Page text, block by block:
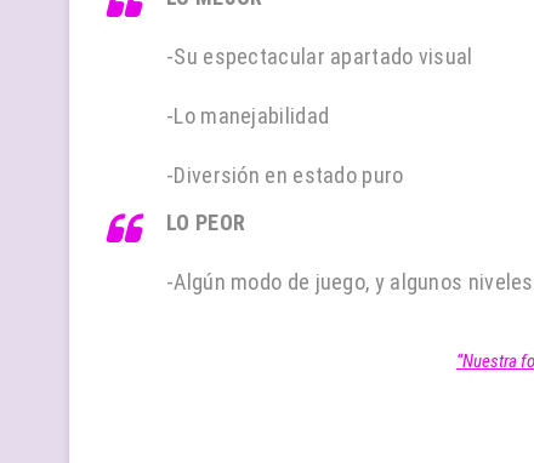
-Su espectacular apartado visual
-Lo manejabilidad
-Diversión en estado puro
LO PEOR
-Algún modo de juego, y algunos
“Nuestra